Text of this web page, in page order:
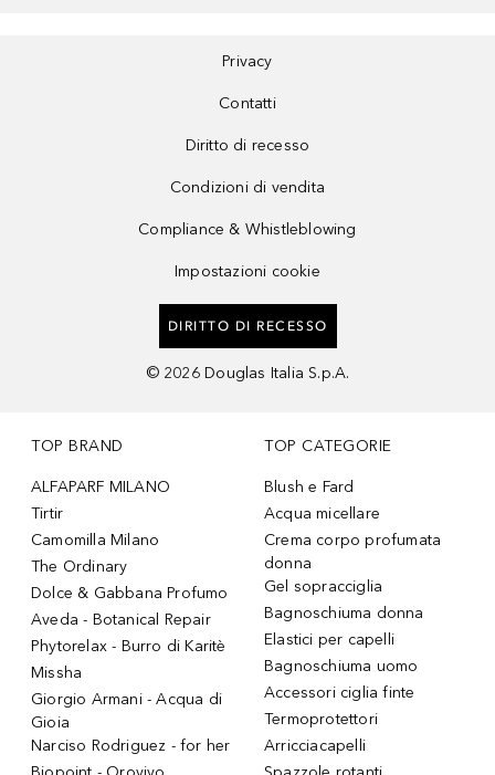
Privacy
Contatti
Diritto di recesso
Condizioni di vendita
Compliance & Whistleblowing
Impostazioni cookie
DIRITTO DI RECESSO
© 2026 Douglas Italia S.p.A.
TOP BRAND
ALFAPARF MILANO
Tirtir
Camomilla Milano
The Ordinary
Dolce & Gabbana Profumo
Aveda - Botanical Repair
Phytorelax - Burro di Karitè
Missha
Giorgio Armani - Acqua di
Gioia
Narciso Rodriguez - for her
TOP CATEGORIE
Blush e Fard
Acqua micellare
Crema corpo profumata
donna
Gel sopracciglia
Bagnoschiuma donna
Elastici per capelli
Bagnoschiuma uomo
Accessori ciglia finte
Termoprotettori
Arricciacapelli